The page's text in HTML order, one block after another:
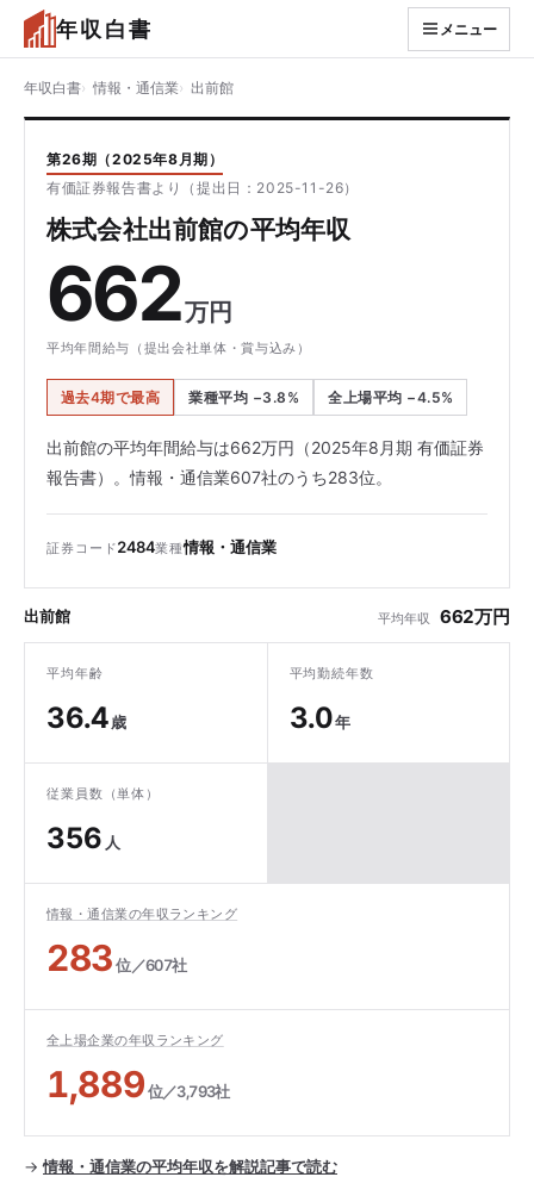
年収白書 メニュー
年収白書 情報・通信業 出前館
第26期（2025年8月期）
有価証券報告書より（提出日：2025-11-26）
株式会社出前館の平均年収
662万円
平均年間給与（提出会社単体・賞与込み）
過去4期で最高 業種平均 −3.8% 全上場平均 −4.5%
出前館の平均年間給与は662万円（2025年8月期 有価証券
報告書）。情報・通信業607社のうち283位。
証券コード2484業種情報・通信業
出前館 平均年収 662万円
平均年齢
36.4歳
平均勤続年数
3.0年
従業員数（単体）
356 人
情報・通信業の年収ランキング
283位／607社
全上場企業の年収ランキング
1,889位／3,793社
→情報・通信業の平均年収を解説記事で読む